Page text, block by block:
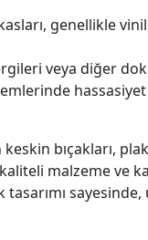
genellikle
veya diğer
keskin bıçakları,
malzeme ve
tasarımı